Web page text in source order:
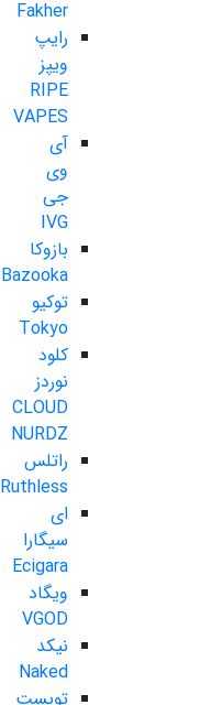
Fakher
رایپ
ویپز
RIPE
VAPES
آی
وی
جی
IVG
بازوکا
Bazooka
توکیو
Tokyo
کلود
نوردز
CLOUD
NURDZ
راتلس
Ruthless
ای
سیگارا
Ecigara
ویگاد
VGOD
نیکد
Naked
تویست